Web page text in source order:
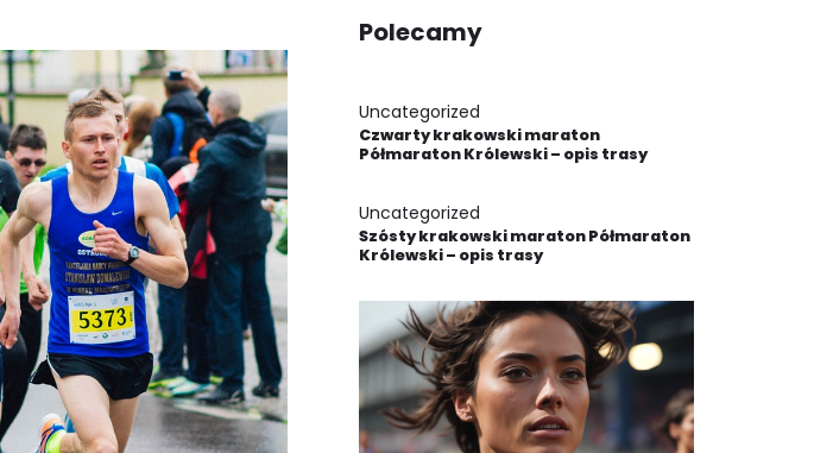
Polecamy
Uncategorized
Czwarty krakowski maraton
Półmaraton Królewski – opis trasy
Uncategorized
Szósty krakowski maraton Półmaraton
Królewski – opis trasy